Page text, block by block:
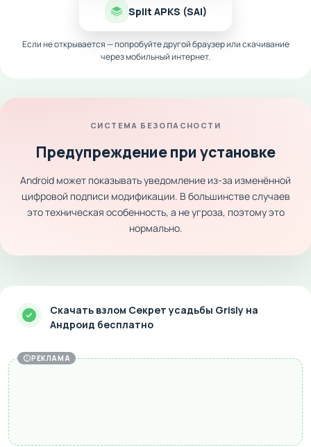
Split APKS (SAI)
Если не открывается — попробуйте другой браузер или скачивание
через мобильный интернет.
СИСТЕМА БЕЗОПАСНОСТИ
Предупреждение при установке
Android может показывать уведомление из-за изменённой
цифровой подписи модификации. В большинстве случаев
это техническая особенность, а не угроза, поэтому это
нормально.
Скачать взлом Секрет усадьбы Grisly на
Андроид бесплатно
РЕКЛАМА